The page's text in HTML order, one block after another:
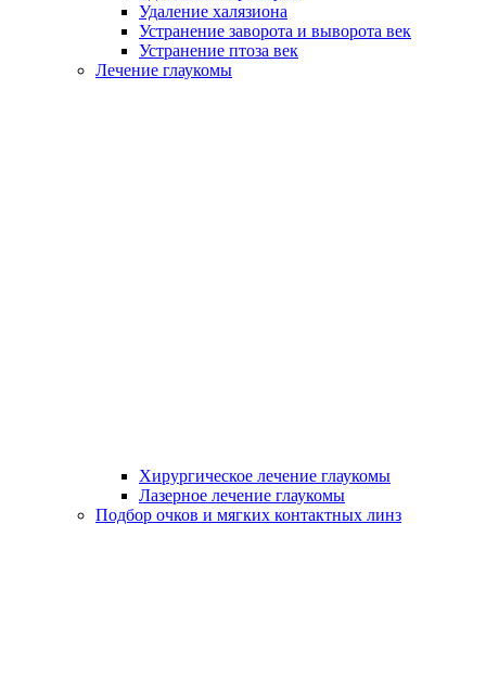
Удаление халязиона
Устранение заворота и выворота век
Устранение птоза век
Лечение глаукомы
Хирургическое лечение глаукомы
Лазерное лечение глаукомы
Подбор очков и мягких контактных линз